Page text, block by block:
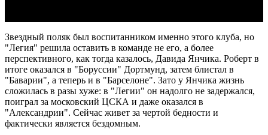
Звездный поляк был воспитанником именно этого клуба, но
"Легия" решила оставить в команде не его, а более
перспективного, как тогда казалось, Давида Янчика. Роберт в
итоге оказался в "Боруссии" Дортмунд, затем блистал в
"Баварии", а теперь и в "Барселоне". Зато у Янчика жизнь
сложилась в разы хуже: в "Легии" он надолго не задержался,
поиграл за московский ЦСКА и даже оказался в
"Александрии". Сейчас живет за чертой бедности и
фактически является бездомным.